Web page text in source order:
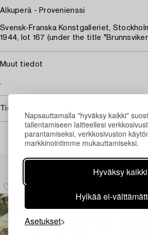
Napsauttamalla "hyväksy kaikki"
tallentamiseen laitteellesi
parantamiseksi, verkkosivuston
markkinointimme mukauttamiseksi.
Hyväksy kaikki
Hylkää ei-
Asetukset
Alkuperä - Provenienssi
Svensk-Franska Konstgalleriet,
1944, lot 167 (under the title
Muut tiedot
.
Tietoa ostamisesta
Muiden katsomia